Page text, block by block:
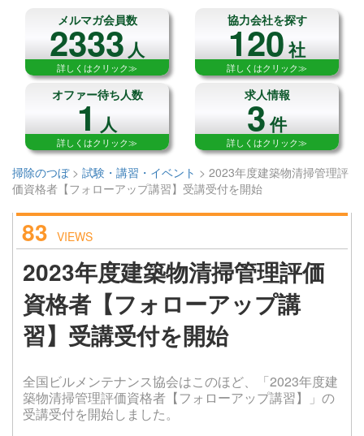
メルマガ会員数
2333人
詳しくはクリック≫
協力会社を探す
120社
詳しくはクリック≫
オファー待ち人数
1人
詳しくはクリック≫
求人情報
3件
詳しくはクリック≫
掃除のつぼ> 試験・講習・イベント > 2023年度建築物清掃管理評
価資格者【フォローアップ講習】受講受付を開始
83 VIEWS
2023年度建築物清掃管理評価
資格者【フォローアップ講
習】受講受付を開始
全国ビルメンテナンス協会はこのほど、「2023年度建
築物清掃管理評価資格者【フォローアップ講習】」の
受講受付を開始しました。